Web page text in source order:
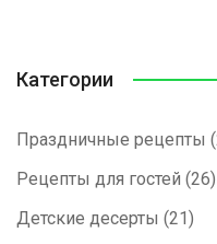
Категории
Праздничные рецепты
Рецепты для гостей (26)
Детские десерты (21)